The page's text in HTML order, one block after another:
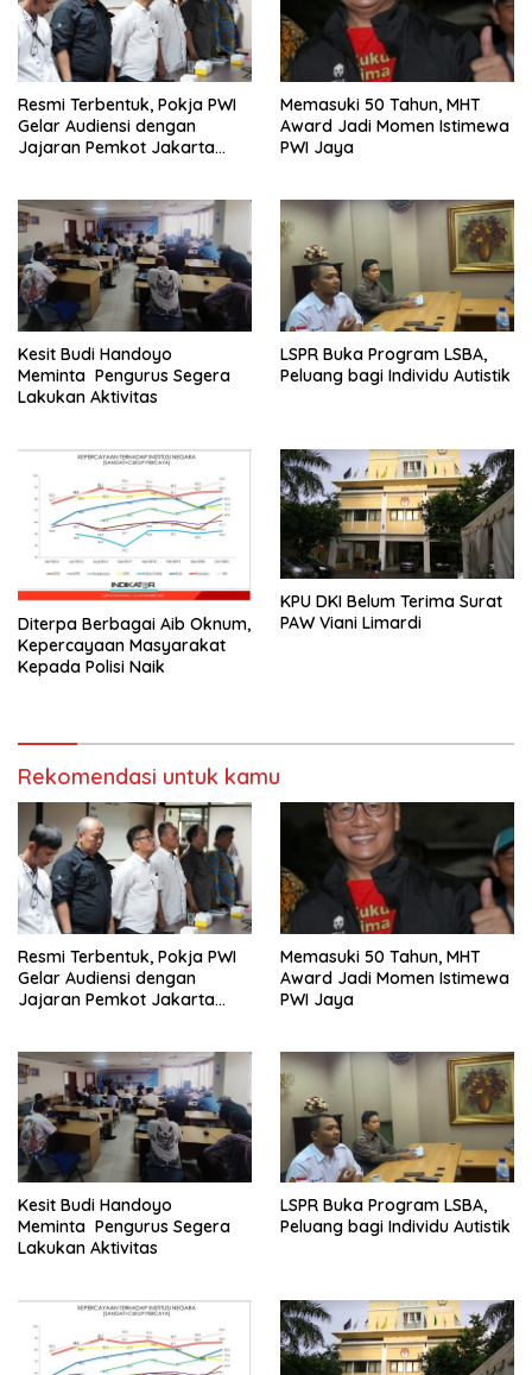
Resmi Terbentuk, Pokja PWI
Gelar Audiensi dengan
Jajaran Pemkot Jakarta
Memasuki 50 Tahun, MHT
Award Jadi Momen Istimewa
PWI Jaya
Kesit Budi Handoyo
Meminta Pengurus Segera
Lakukan Aktivitas
LSPR Buka Program LSBA,
Peluang bagi Individu Autistik
Diterpa Berbagai Aib Oknum,
Kepercayaan Masyarakat
Kepada Polisi Naik
KPU DKI Belum Terima Surat
PAW Viani Limardi
Rekomendasi untuk kamu
Resmi Terbentuk, Pokja PWI
Gelar Audiensi dengan
Jajaran Pemkot Jakarta
Memasuki 50 Tahun, MHT
Award Jadi Momen Istimewa
PWI Jaya
Kesit Budi Handoyo
Meminta Pengurus Segera
Lakukan Aktivitas
LSPR Buka Program LSBA,
Peluang bagi Individu Autistik